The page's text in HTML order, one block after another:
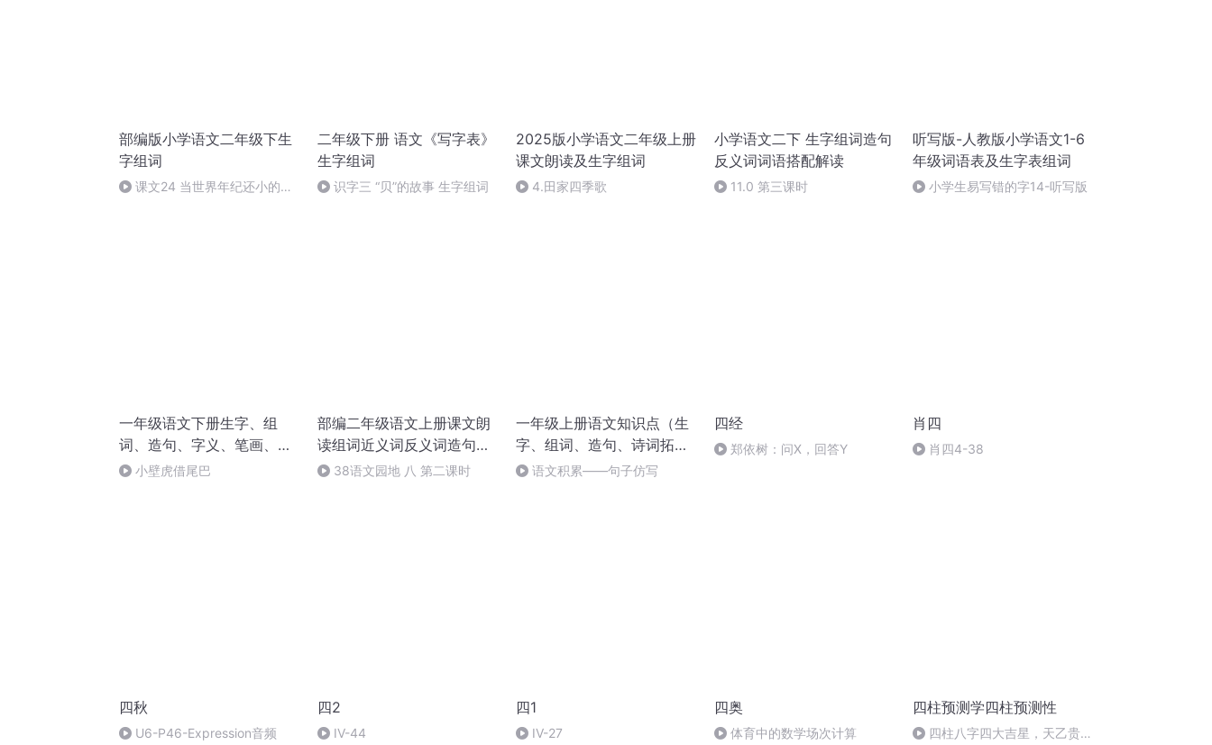
部编版小学语文二年级下生
字组词
课文24 当世界年纪还小的时
二年级下册 语文《写字表》
生字组词
识字三 “贝”的故事 生字组词
2025版小学语文二年级上册
课文朗读及生字组词
4.田家四季歌
小学语文二下 生字组词造句
反义词词语搭配解读
11.0 第三课时
听写版-人教版小学语文1-6
年级词语表及生字表组词
小学生易写错的字14-听写版
一年级语文下册生字、组
词、造句、字义、笔画、偏
旁 小壁虎借尾巴
部编二年级语文上册课文朗
读组词近义词反义词造句诵
读 38语文园地 八 第二课时
一年级上册语文知识点（生
字、组词、造句、诗词拓
展）语文积累——句子仿写
四经
郑依树：问X，回答Y
肖四
肖四4-38
四秋
U6-P46-Expression音频
四2
IV-44
四1
IV-27
四奥
体育中的数学场次计算
四柱预测学四柱预测性
四柱八字四大吉星，天乙贵